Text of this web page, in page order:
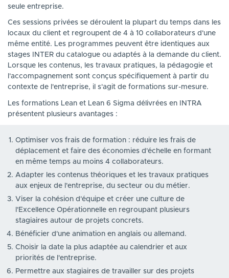
seule entreprise.
Ces sessions privées se déroulent la plupart du temps dans les
locaux du client et regroupent de 4 à 10 collaborateurs d'une
même entité. Les programmes peuvent être identiques aux
stages INTER du catalogue ou adaptés à la demande du client.
Lorsque les contenus, les travaux pratiques, la pédagogie et
l'accompagnement sont conçus spécifiquement à partir du
contexte de l'entreprise, il s'agit de formations sur-mesure.
Les formations Lean et Lean 6 Sigma délivrées en INTRA
présentent plusieurs avantages :
Optimiser vos frais de formation : réduire les frais de
déplacement et faire des économies d'échelle en formant
en même temps au moins 4 collaborateurs.
Adapter les contenus théoriques et les travaux pratiques
aux enjeux de l'entreprise, du secteur ou du métier.
Viser la cohésion d'équipe et créer une culture de
l'Excellence Opérationnelle en regroupant plusieurs
stagiaires autour de projets concrets.
Bénéficier d'une animation en anglais ou allemand.
Choisir la date la plus adaptée au calendrier et aux
priorités de l'entreprise.
Permettre aux stagiaires de travailler sur des projets